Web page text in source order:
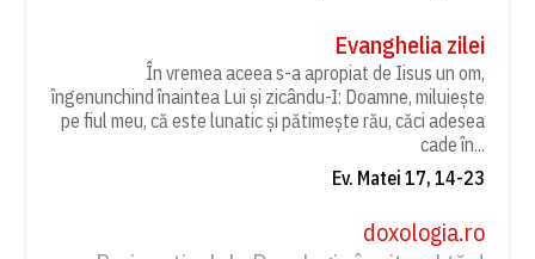
Evanghelia zilei
În vremea aceea s-a apropiat de Iisus un om,
îngenunchind înaintea Lui și zicându-I: Doamne, miluiește
pe fiul meu, că este lunatic și pătimește rău, căci adesea
cade în...
Ev. Matei 17, 14-23
doxologia.ro